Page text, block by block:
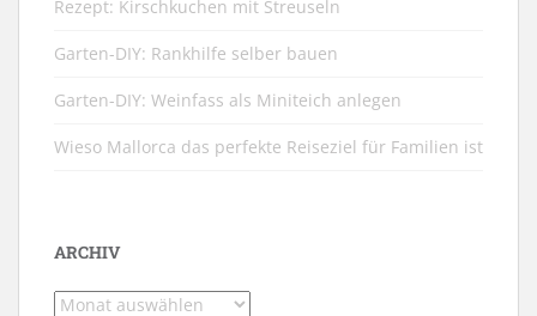
Rezept: Kirschkuchen mit Streuseln
Garten-DIY: Rankhilfe selber bauen
Garten-DIY: Weinfass als Miniteich anlegen
Wieso Mallorca das perfekte Reiseziel für Familien ist
ARCHIV
Archiv